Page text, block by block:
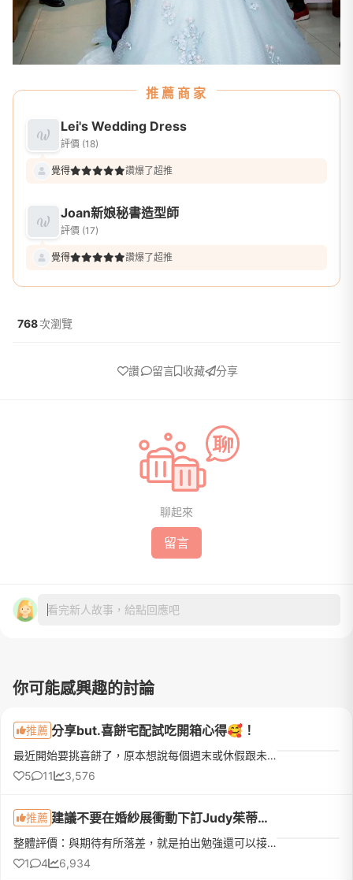
推薦商家
Lei's Wedding Dress
評價 (18)
覺得 讚爆了超推
Joan新娘秘書造型師
評價 (17)
覺得 讚爆了超推
768次瀏覽
讚 留言 收藏 分享
聊起來
留言
看完新人故事，給點回應吧
你可能感興趣的討論
推薦 分享but.喜餅宅配試吃開箱心得🥰！
最近開始要挑喜餅了，原本想說每個週末或休假跟未婚夫排幾家門市試吃結果時間永遠對不上，加上長輩也說想參與意見最後乾脆改成宅配試吃比較快，也可以在家慢慢吃一起開箱再一次收集全家人的意見！我得說所有I人新娘...
5
11 3,576
推薦 建議不要在婚紗展衝動下訂Judy茱蒂文創婚禮
整體評價：與期待有所落差，就是拍出勉強還可以接受的婚紗照，沒特別驚豔，也不至於太糟，畢竟Judy就是間中規中矩的婚紗公司。禮服的部分也不要抱有太大期待，也許他們禮服很多(我猜的，因為都關在小房間)，但較少那...
1
4 6,934